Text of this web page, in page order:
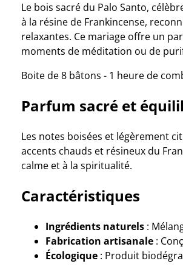
Le bois sacré du Palo Santo,
à la résine de Frankincense,
relaxantes. Ce mariage offre un
moments de méditation ou de
Boite de 8 bâtons - 1 heure de
Parfum sacré et
Les notes boisées et légèrement
accents chauds et résineux du
calme et à la spiritualité.
Caractéristiques
Ingrédients naturels :
Fabrication artisanale :
Écologique : Produit